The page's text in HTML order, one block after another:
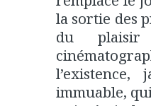
la sortie des
du
immuable,